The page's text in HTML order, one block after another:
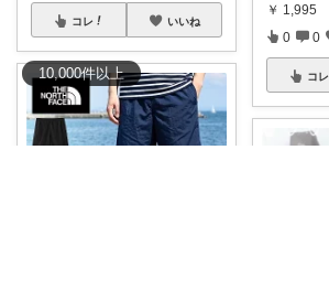
10,000件以上
コレ いいね
￥ 1,995
0 0
コレ